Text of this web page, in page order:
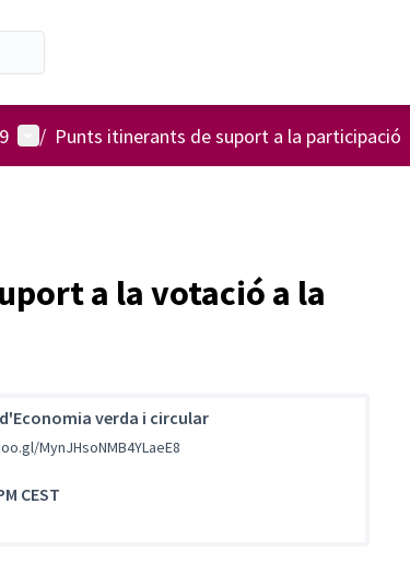
Menú d'usuari
/ Punts itinerants de suport a la participació
a la votació a la
verda i circular
MynJHsoNMB4YLaeE8
CEST